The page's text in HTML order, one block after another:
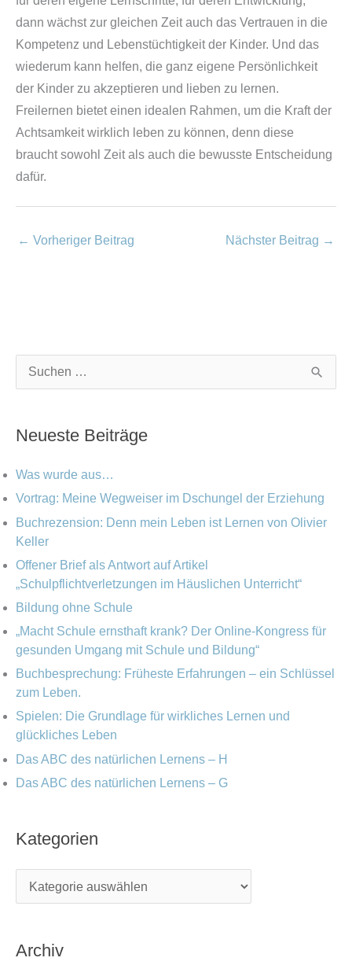
dann wächst zur gleichen Zeit auch das Vertrauen in die
Kompetenz und Lebenstüchtigkeit der Kinder. Und das
wiederum kann helfen, die ganz eigene Persönlichkeit
der Kinder zu akzeptieren und lieben zu lernen.
Freilernen bietet einen idealen Rahmen, um die Kraft der
Achtsamkeit wirklich leben zu können, denn diese
braucht sowohl Zeit als auch die bewusste Entscheidung
dafür.
← Vorheriger Beitrag Nächster Beitrag →
e
n
n
a
c
Neueste Beiträge
Was wurde aus…
Vortrag: Meine Wegweiser im Dschungel der Erziehung
Buchrezension: Denn mein Leben ist Lernen von Olivier
Keller
Offener Brief als Antwort auf Artikel
„Schulpflichtverletzungen im Häuslichen Unterricht“
Bildung ohne Schule
„Macht Schule ernsthaft krank? Der Online-Kongress für
gesunden Umgang mit Schule und Bildung“
Buchbesprechung: Früheste Erfahrungen – ein Schlüssel
zum Leben.
Spielen: Die Grundlage für wirkliches Lernen und
glückliches Leben
Das ABC des natürlichen Lernens – H
Das ABC des natürlichen Lernens – G
Kategorien
a
e
i
e
n
Archiv
r
h